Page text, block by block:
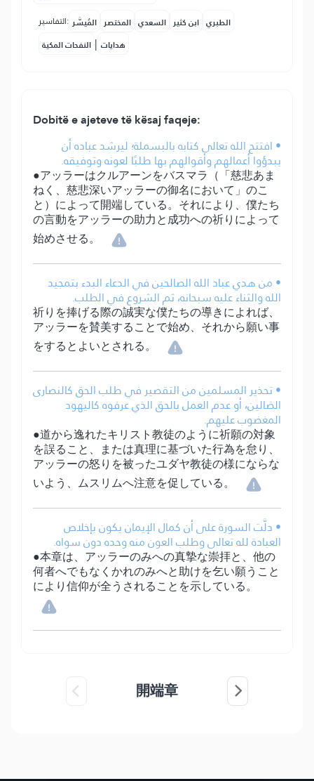
التفاسير: المُيسَّر المختصر السعدي ابن كثير الطبري
النفحات المكية | هدايات
Dobitë e ajeteve të kësaj faqeje:
• افتتح الله تعالى كتابه بالبسملة؛ ليرشد عباده أن
يبدؤوا أعمالهم وأقوالهم بها طلبًا لعونه وتوفيقه.
●アッラーはクルアーンをバスマラ（「慈悲あま
ねく、慈悲深いアッラーの御名において」のこ
と）によって開端している。それにより、僕たち
の言動をアッラーの助力と成功への祈りによって
始めさせる。
• من هدي عباد الله الصالحين في الدعاء البدء بتمجيد
الله والثناء عليه سبحانه، ثم الشروع في الطلب.
祈りを捧げる際の誠実な僕たちの導きによれば、
アッラーを賛美することで始め、それから願い事
をするとよいとされる。
• تحذير المسلمين من التقصير في طلب الحق كالنصارى
الضالين، أو عدم العمل بالحق الذي عرفوه كاليهود
المغضوب عليهم.
●道から逸れたキリスト教徒のように祈願の対象
を誤ること、または真理に基づいた行為を怠り、
アッラーの怒りを被ったユダヤ教徒の様にならな
いよう、ムスリムへ注意を促している。
• دلَّت السورة على أن كمال الإيمان يكون بإخلاص
العبادة لله تعالى وطلب العون منه وحده دون سواه.
●本章は、アッラーのみへの真摯な崇拝と、他の
何者へでもなくかれのみへと助けを乞い願うこと
により信仰が全うされることを示している。
開端章